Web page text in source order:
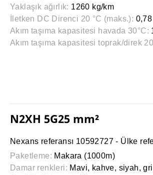
Yaklaşık ağırlık: 1260 kg/km
İletken DC Direnci 20 °C (maks.):
Akım taşıma kapasitesi havada 30°C:
Akım taşıma kapasitesi toprak/direk
N2XH 5G25 mm²
Nexans referansı 10592727 - Ülke
Paketleme: Makara (1000m)
Damar renkleri: Mavi, kahve, siyah,